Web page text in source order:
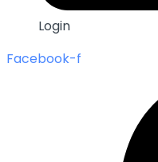
Login
Facebook-f